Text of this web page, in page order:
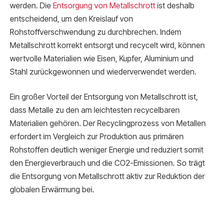
werden. Die Entsorgung von Metallschrott ist deshalb
entscheidend, um den Kreislauf von
Rohstoffverschwendung zu durchbrechen. Indem
Metallschrott korrekt entsorgt und recycelt wird, können
wertvolle Materialien wie Eisen, Kupfer, Aluminium und
Stahl zurückgewonnen und wiederverwendet werden.
Ein großer Vorteil der Entsorgung von Metallschrott ist,
dass Metalle zu den am leichtesten recycelbaren
Materialien gehören. Der Recyclingprozess von Metallen
erfordert im Vergleich zur Produktion aus primären
Rohstoffen deutlich weniger Energie und reduziert somit
den Energieverbrauch und die CO2-Emissionen. So trägt
die Entsorgung von Metallschrott aktiv zur Reduktion der
globalen Erwärmung bei.